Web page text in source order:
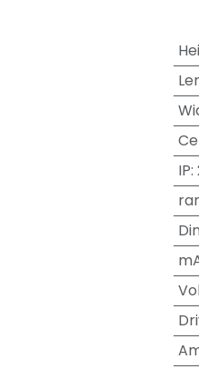
IP: